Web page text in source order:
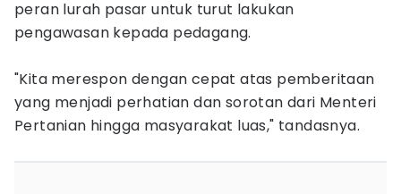
peran lurah pasar untuk turut lakukan
pengawasan kepada pedagang.
‎"Kita merespon dengan cepat atas pemberitaan
yang menjadi perhatian dan sorotan dari Menteri
Pertanian hingga masyarakat luas," tandasnya.